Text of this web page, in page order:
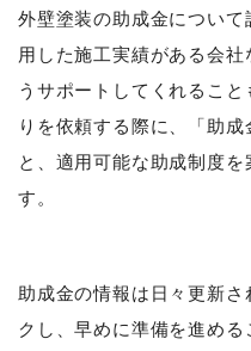
外壁塗装の助成金につい
用した施工実績がある会
うサポートしてくれるこ
りを依頼する際に、「助
と、適用可能な助成制度
す。
助成金の情報は日々更新
クし、早めに準備を進める